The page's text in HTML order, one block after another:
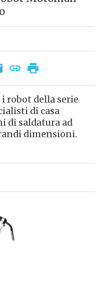
robot della serie
di casa
di saldatura ad
dimensioni.